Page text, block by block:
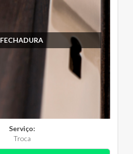
FECHADURA
Serviço:
Troca